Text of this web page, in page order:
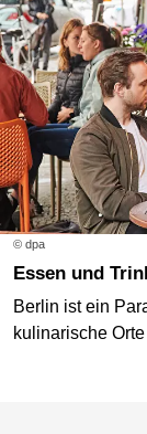
© dpa
Essen und
Berlin ist ein
kulinarische